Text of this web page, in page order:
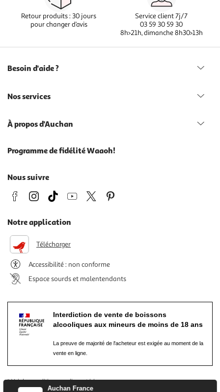
Auchan France
Retour produits : 30 jours
pour changer d’avis
Service client 7j/7
03 59 30 59 30
8h>21h, dimanche 8h30>13h
Besoin d'aide ?
Nos services
À propos d'Auchan
Programme de fidélité Waaoh!
Nous suivre
Notre application
Télécharger
Accessibilité : non conforme
Espace sourds et malentendants
Interdiction de vente de boissons
alcooliques aux mineurs de moins de 18 ans
La preuve de majorité de l'acheteur est exigée au moment de la
vente en ligne.
* Voir les conditionsen cliquant ici